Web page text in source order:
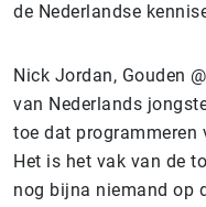
de Nederlandse
Nick Jordan, Gouden
van Nederlands
toe dat programmeren
Het is het vak van de
nog bijna niemand op